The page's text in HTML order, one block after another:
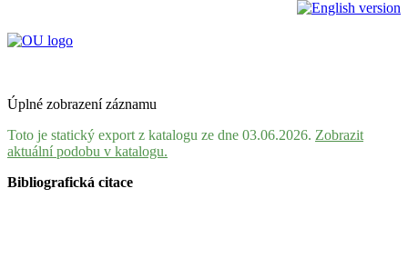
Úplné zobrazení záznamu
Toto je statický export z katalogu ze dne 03.06.2026. Zobrazit
aktuální podobu v katalogu.
Bibliografická citace